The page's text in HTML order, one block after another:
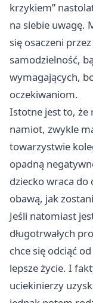
krzykiem”
na siebie uwagę.
się osaczeni
samodzielność,
wymagających,
oczekiwaniom.
Istotne jest to, że
namiot, zwykle
towarzystwie
opadną
dziecko wraca do
obawą, jak
Jeśli natomiast
długotrwałych
chce się odciąć
lepsze życie. I
uciekinierzy